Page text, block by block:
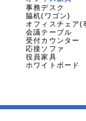
事務デスク
脇机(ワゴン)
オフィスチェア(
会議テーブル
受付カウンター
応接ソファ
役員家具
ホワイトボード